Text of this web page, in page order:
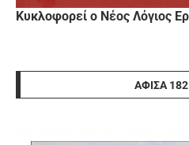
Κυκλοφορεί ο Νέος Λόγιος
ΑΦΊΣΑ